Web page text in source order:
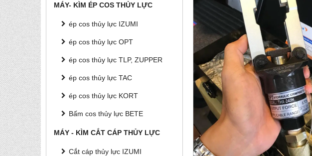
MÁY- KÌM ÉP COS THỦY LỰC
ép cos thủy lực IZUMI
ép cos thủy lực OPT
ép cos thủy lực TLP, ZUPPER
ép cos thủy lực TAC
ép cos thủy lực KORT
Bấm cos thủy lực BETE
MÁY - KÌM CẮT CÁP THỦY LỰC
Cắt cáp thủy lực IZUMI